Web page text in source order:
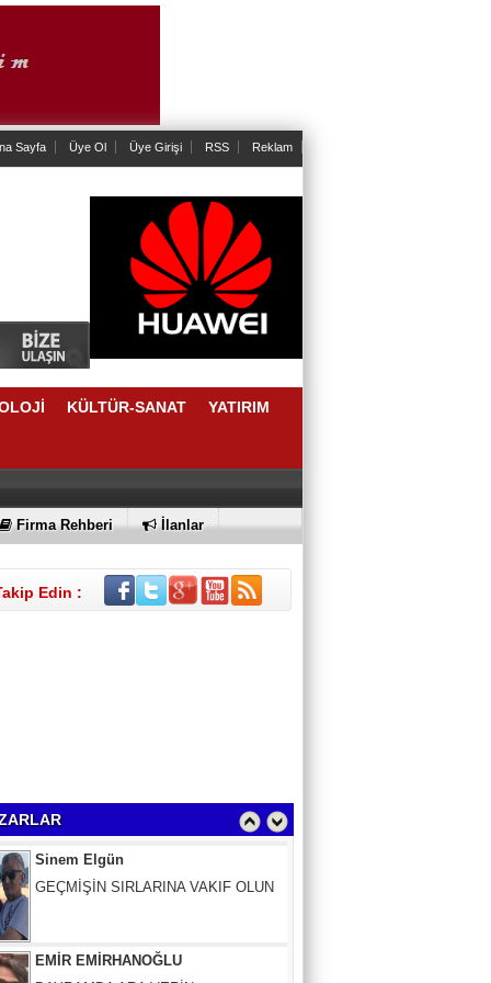
Sayfa Üye Ol Üye Girişi RSS Reklam
KÜLTÜR-SANAT YATIRIM
Firma Rehberi İlanlar
Edin :
GEÇMİŞİN SIRLARINA VAKIF OLUN
EMİR EMİRHANOĞLU